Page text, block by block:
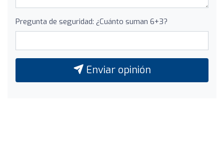
Pregunta de seguridad: ¿Cuánto suman 6+3?
Enviar opinión